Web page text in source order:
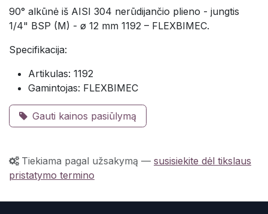
90° alkūnė iš AISI 304 nerūdijančio plieno - jungtis
1/4" BSP (M) - ø 12 mm 1192 – FLEXBIMEC.
Specifikacija:
Artikulas: 1192
Gamintojas: FLEXBIMEC
Gauti kainos pasiūlymą
Tiekiama pagal užsakymą — susisiekite dėl tikslaus
pristatymo termino